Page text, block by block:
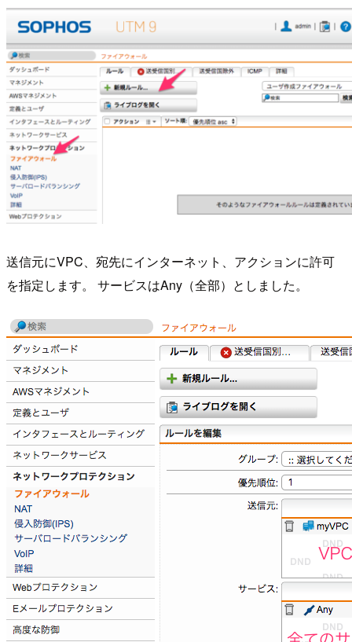
送信元にVPC、宛先にインターネット、アクションに許可
を指定します。 サービスはAny（全部）としました。